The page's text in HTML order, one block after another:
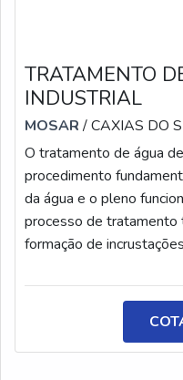
produtos de higiene e
diferentes setores.
atendimento em todo o
excelente equipe de
informações sobre esse
contato e converse
TRATAMENTO
INDUSTRIAL
MOSAR/ CAXIAS DO
O tratamento de água
procedimento
da água e o pleno
processo de tratamento
formação de
TRATAMENTO O
ou resgatar a eficiência
chiller venha a realizar a
procedimento também